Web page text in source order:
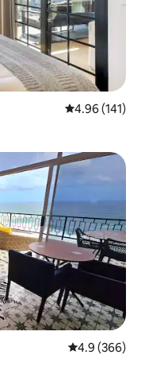
Calificación
4.96 (141)
Calificación
4.9 (366)